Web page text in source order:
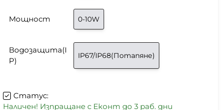
Статус:
Наличен! Изпращане с Еконт до 3 раб. дни
Мощност 0-10W
Водозащита(I
P)
IP67/IP68(Потапяне)